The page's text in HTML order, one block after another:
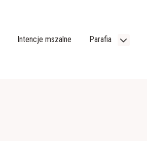
Intencje mszalne Parafia